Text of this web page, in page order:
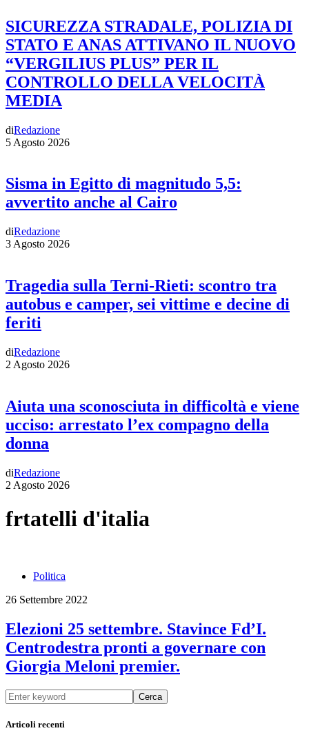
SICUREZZA STRADALE, POLIZIA DI
STATO E ANAS ATTIVANO IL NUOVO
“VERGILIUS PLUS” PER IL
CONTROLLO DELLA VELOCITÀ
MEDIA
diRedazione
5 Agosto 2026
Sisma in Egitto di magnitudo 5,5:
avvertito anche al Cairo
diRedazione
3 Agosto 2026
Tragedia sulla Terni-Rieti: scontro tra
autobus e camper, sei vittime e decine di
feriti
diRedazione
2 Agosto 2026
Aiuta una sconosciuta in difficoltà e viene
ucciso: arrestato l’ex compagno della
donna
diRedazione
2 Agosto 2026
frtatelli d'italia
Politica
26 Settembre 2022
Elezioni 25 settembre. Stavince Fd’I.
Centrodestra pronti a governare con
Giorgia Meloni premier.
Cerca
Articoli recenti